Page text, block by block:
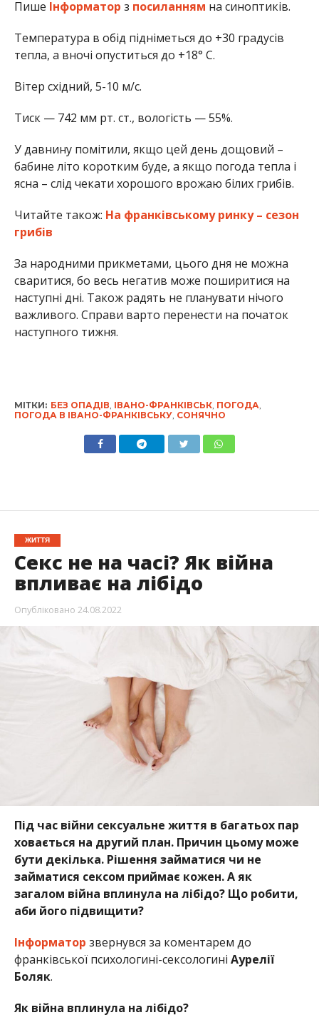
Пише Інформатор з посиланням на синоптиків.
Температура в обід підніметься до +30 градусів
тепла, а вночі опуститься до +18° С.
Вітер східний, 5-10 м/с.
Тиск — 742 мм рт. ст., вологість — 55%.
У давнину помітили, якщо цей день дощовий –
бабине літо коротким буде, а якщо погода тепла і
ясна – слід чекати хорошого врожаю білих грибів.
Читайте також: На франківському ринку – сезон
грибів
За народними прикметами, цього дня не можна
сваритися, бо весь негатив може поширитися на
наступні дні. Також радять не планувати нічого
важливого. Справи варто перенести на початок
наступного тижня.
МІТКИ: БЕЗ ОПАДІВ ІВАНО-ФРАНКІВСЬК, ПОГОДА
ПОГОДА В ІВАНО-ФРАНКІВСЬКУ, СОНЯЧНО
ЖИТТЯ
Секс не на часі? Як війна
впливає на лібідо
Опубліковано 24.08.2022
Під час війни сексуальне життя в багатьох пар
ховається на другий план. Причин цьому може
бути декілька. Рішення займатися чи не
займатися сексом приймає кожен. А як
загалом війна вплинула на лібідо? Що робити,
аби його підвищити?
Інформатор звернувся за коментарем до
франківської психологині-сексологині Аурелії
Боляк.
Як війна вплинула на лібідо?